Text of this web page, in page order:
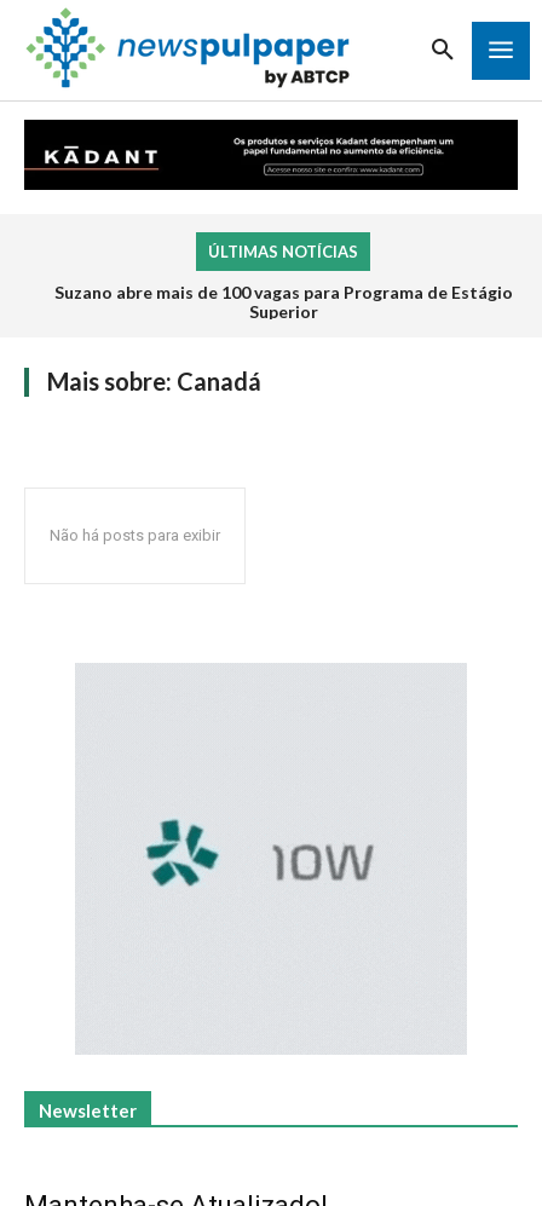
ÚLTIMAS NOTÍCIAS
Suzano abre mais de 100 vagas para Programa de Estágio
Superior
Mais sobre: Canadá
Não há posts para exibir
Newsletter